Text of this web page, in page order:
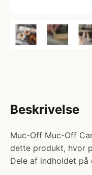
Beskrivelse
Muc-Off Muc-Off
dette produkt, hvor
Dele af indholdet